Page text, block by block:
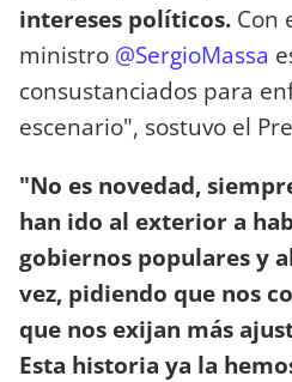
intereses políticos. Con
ministro @SergioMassa
consustanciados para
escenario", sostuvo el
"No es novedad,
han ido al exterior a
gobiernos populares y
vez, pidiendo que nos
que nos exijan más
Esta historia ya la